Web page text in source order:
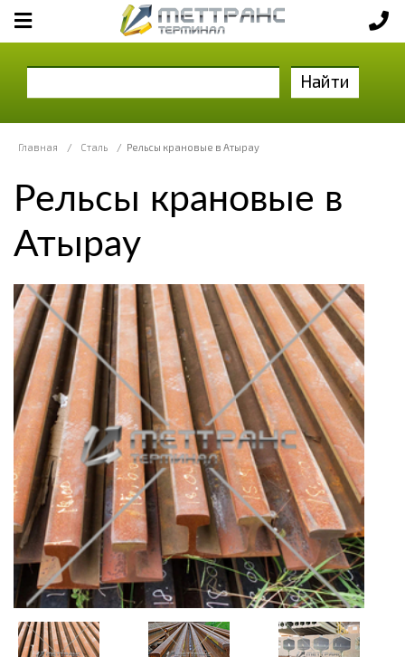
Найти
Главная / Сталь / Рельсы крановые в Атырау
Рельсы крановые в
Атырау